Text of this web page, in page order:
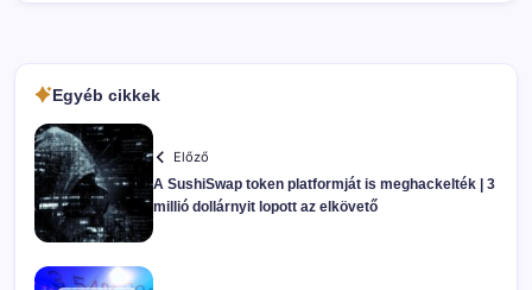
Egyéb cikkek
Előző
A SushiSwap token platformját is meghackelték | 3
millió dollárnyit lopott az elkövető